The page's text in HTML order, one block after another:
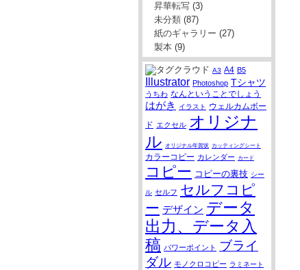
昇華転写 (3)
未分類 (87)
紙のギャラリー (27)
製本 (9)
A3 A4 B5
Illustrator Photoshop Tシャツ
うちわ なんということでしょう
はがき イラスト
ウェルカムボー
ド エクセル オリジナ
ル オリジナル年賀状 カッティングシート
カラーコピー カレンダー カード
コピー コピーの裏技 シー
ル セルフ セルフコピ
ー デザイン データ
出力、データ入
稿 パワーポイント ブライ
ダル モノクロコピー ラミネート